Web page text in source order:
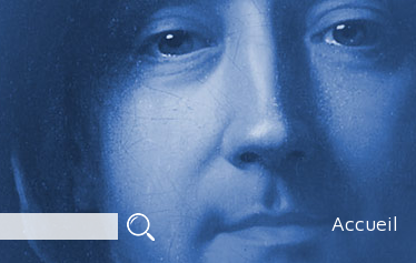
Accueil